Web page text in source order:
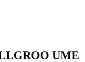
UME